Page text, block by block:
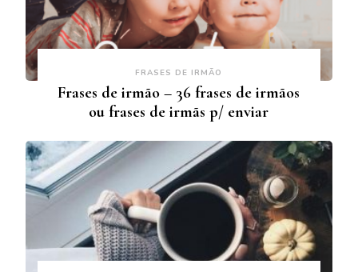
FRASES DE IRMÃO
Frases de irmão – 36 frases de irmãos
ou frases de irmãs p/ enviar